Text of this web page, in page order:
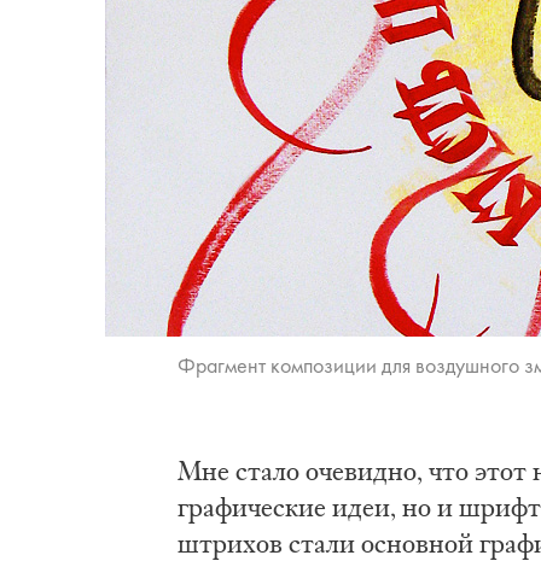
Фраг­мент ком­по­зи­ции для воз­душ­но­го
Мне ста­ло оче­вид­но, что
гра­фи­че­ские идеи, но и
штри­хов ста­ли основ­ной